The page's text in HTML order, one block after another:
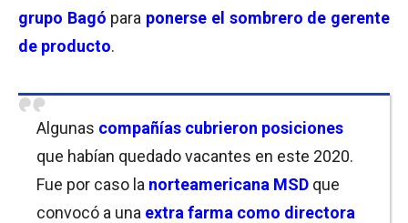
grupo Bagó para ponerse el sombrero de gerente
de producto.
Algunas compañías cubrieron posiciones
que habían quedado vacantes en este 2020.
Fue por caso la norteamericana MSD que
convocó a una extra farma como directora